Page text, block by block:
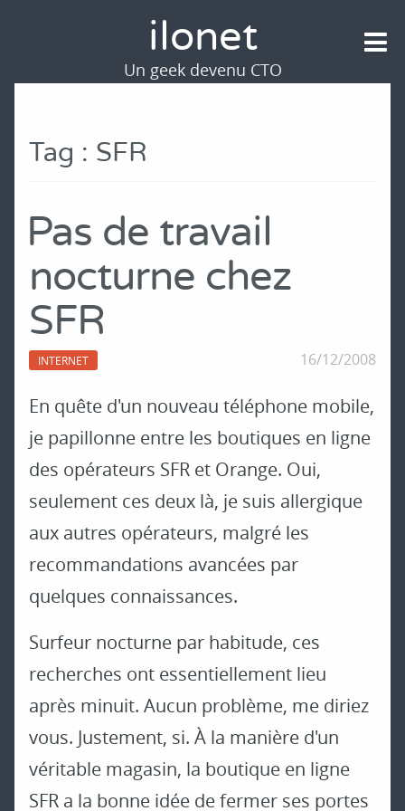
Tag : SFR
Pas de travail
nocturne chez
SFR
INTERNET 16/12/2008
En quête d'un nouveau téléphone mobile,
je papillonne entre les boutiques en ligne
des opérateurs SFR et Orange. Oui,
seulement ces deux là, je suis allergique
aux autres opérateurs, malgré les
recommandations avancées par
quelques connaissances.
Surfeur nocturne par habitude, ces
recherches ont essentiellement lieu
après minuit. Aucun problème, me diriez
vous. Justement, si. À la manière d'un
véritable magasin, la boutique en ligne
SFR a la bonne idée de fermer ses portes
ilonet
Un geek devenu CTO